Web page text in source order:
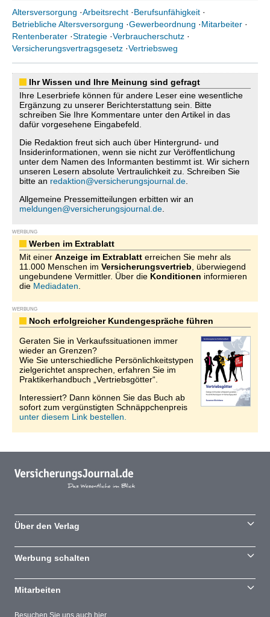
Altersversorgung ·Arbeitsrecht ·Berufsunfähigkeit ·
Betriebliche Altersversorgung ·Gewerbeordnung ·Mitarbeiter ·
Rentenberater ·Strategie ·Verbraucherschutz ·
Versicherungsvertragsgesetz ·Vertriebsweg
Ihr Wissen und Ihre Meinung sind gefragt
Ihre Leserbriefe können für andere Leser eine wesentliche
Ergänzung zu unserer Berichterstattung sein. Bitte
schreiben Sie Ihre Kommentare unter den Artikel in das
dafür vorgesehene Eingabefeld.
Die Redaktion freut sich auch über Hintergrund- und
Insiderinformationen, wenn sie nicht zur Veröffentlichung
unter dem Namen des Informanten bestimmt ist. Wir sichern
unseren Lesern absolute Vertraulichkeit zu. Schreiben Sie
bitte an redaktion@versicherungsjournal.de
Allgemeine Pressemitteilungen erbitten wir an
meldungen@versicherungsjournal.de
WERBUNG
Werben im Extrablatt
Mit einer Anzeige im Extrablatt erreichen Sie mehr als
11.000 Menschen im Versicherungsvertrieb , überwiegend
ungebundene Vermittler. Über die Konditionen informieren
die Mediadaten
WERBUNG
Noch erfolgreicher Kundengespräche führen
Geraten Sie in Verkaufssituationen immer
wieder an Grenzen?
Wie Sie unterschiedliche Persönlichkeitstypen
zielgerichtet ansprechen, erfahren Sie im
Praktikerhandbuch „Vertriebsgötter“.
Interessiert? Dann können Sie das Buch ab
sofort zum vergünstigten Schnäppchenpreis
unter diesem Link bestellen.
Besuchen Sie uns auch hier
Über den Verlag
Werbung schalten
Mitarbeiten